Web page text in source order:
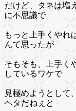
だけど、タネは
に不思議で
もっと上手くや
んて思ったが
そもそも、上手く
しているワケで
見極めようとし
ヘタだねぇと